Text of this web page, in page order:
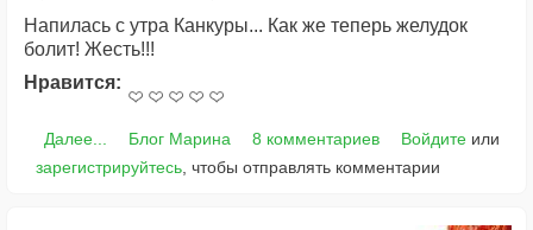
Напилась с утра Канкуры... Как же теперь желудок
болит! Жесть!!!
Нравится:
Далее... Блог Марина 8 комментариев Войдитеили
зарегистрируйтесь , чтобы отправлять комментарии